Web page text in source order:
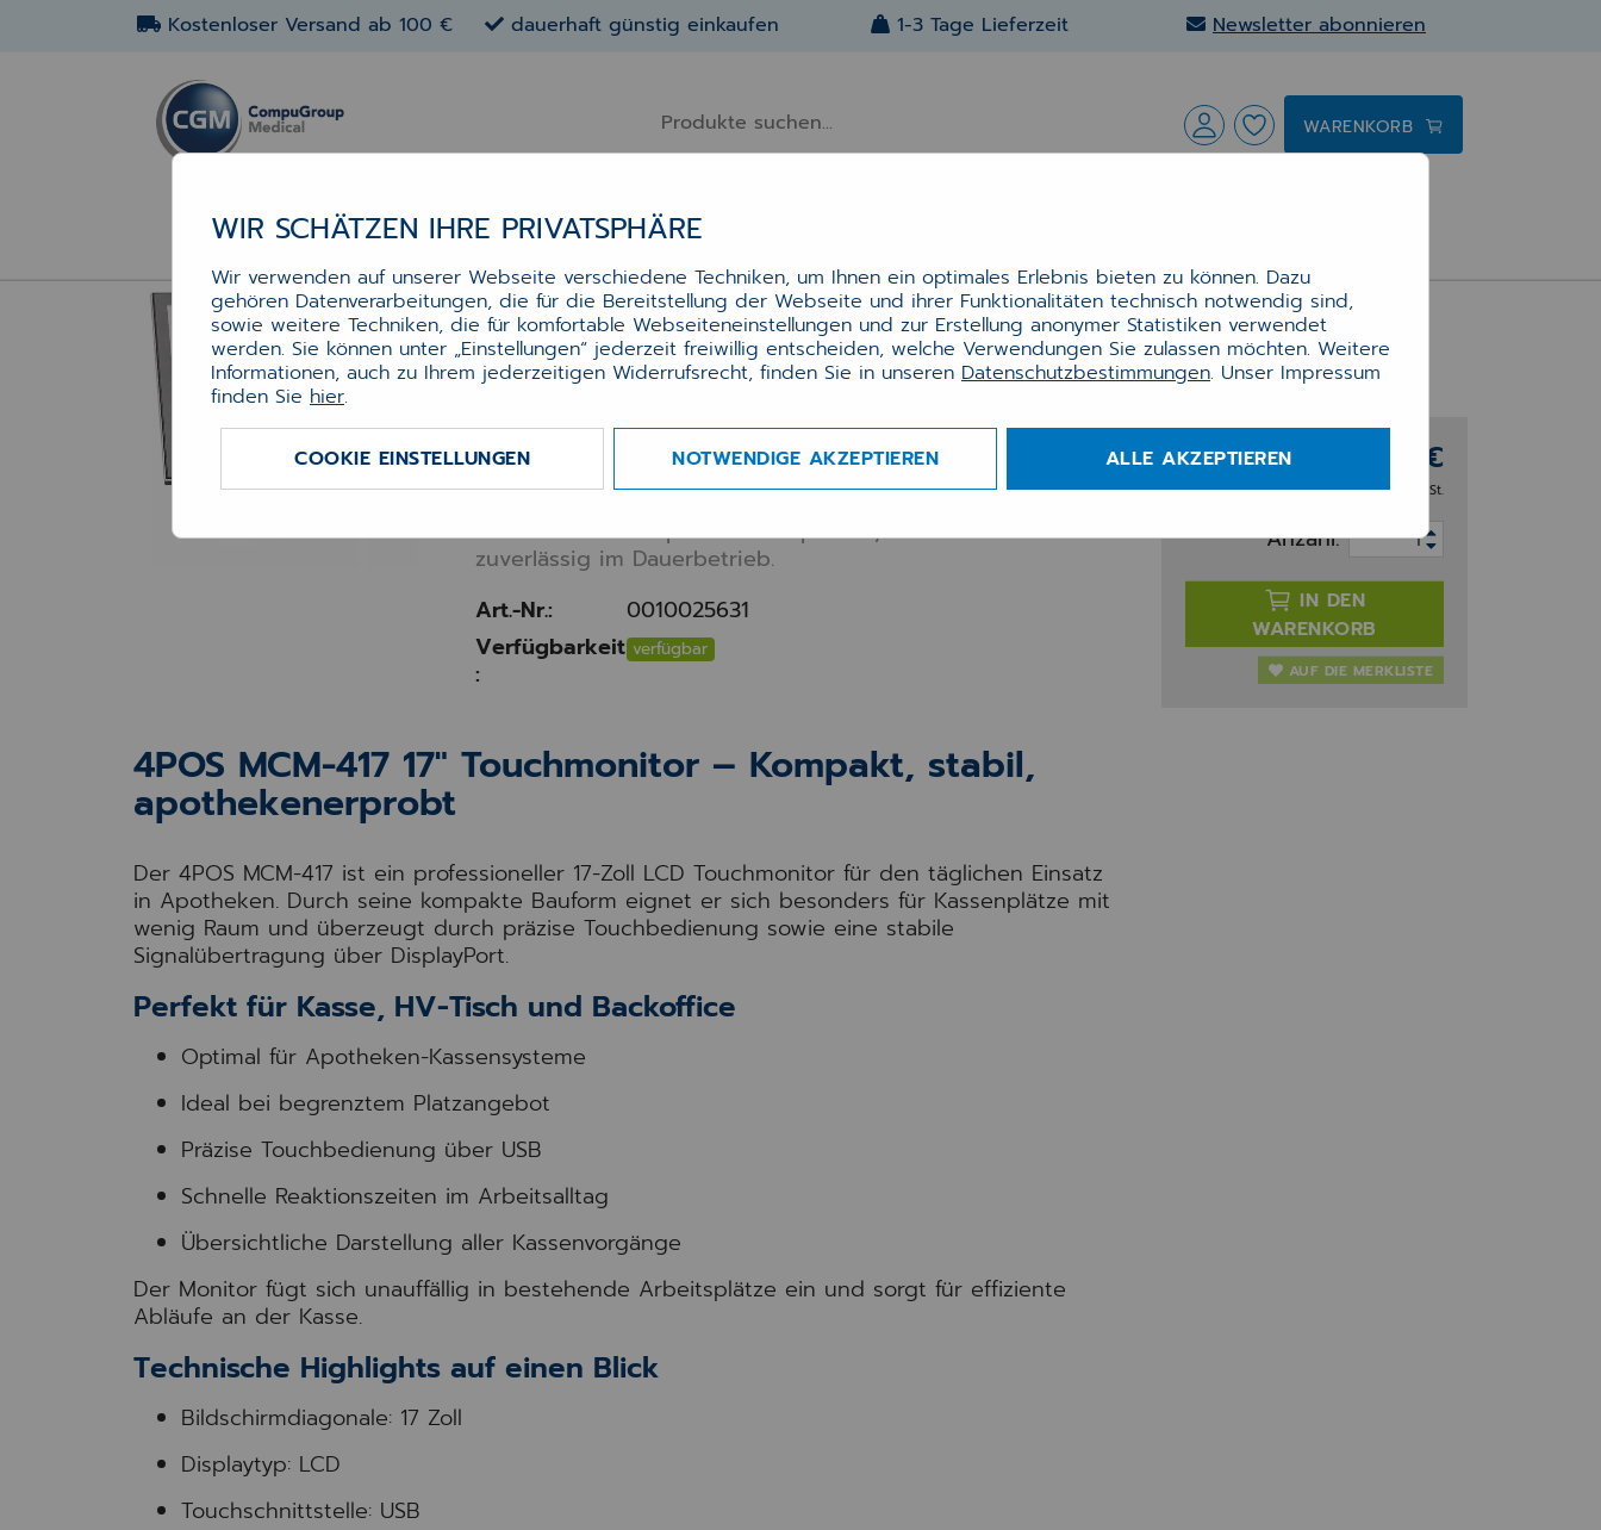
Kostenloser Versand ab 100 € dauerhaft günstig einkaufen 1-3 Tage Lieferzeit Newsletter abonnieren
WARENKORB
Alle Artikel
4POS MCM-417 Touchmonitor 17"
LCD – USB Touch & DisplayPort für
Apothekenkasse
Backoffice-Arbeitsplätze. Platzsparend, robust und
zuverlässig im Dauerbetrieb.
Art.-Nr.:
0010025631
Verfügbarkeit
:
verfügbar
4POS MCM-417 17" Touchmonitor – Kompakt, stabil,
apothekenerprobt
Der 4POS MCM-417 ist ein professioneller 17-Zoll LCD Touchmonitor für den täglichen Einsatz
in Apotheken. Durch seine kompakte Bauform eignet er sich besonders für Kassenplätze mit
wenig Raum und überzeugt durch präzise Touchbedienung sowie eine stabile
Signalübertragung über DisplayPort.
Perfekt für Kasse, HV-Tisch und Backoffice
Optimal für Apotheken-Kassensysteme
Ideal bei begrenztem Platzangebot
Präzise Touchbedienung über USB
Schnelle Reaktionszeiten im Arbeitsalltag
Übersichtliche Darstellung aller Kassenvorgänge
Der Monitor fügt sich unauffällig in bestehende Arbeitsplätze ein und sorgt für effiziente
Abläufe an der Kasse.
Technische Highlights auf einen Blick
Bildschirmdiagonale: 17 Zoll
Displaytyp: LCD
Touchschnittstelle: USB
758,00 €
zzgl. 19% MwSt.
Anzahl:
IN DEN
WARENKORB
AUF DIE MERKLISTE
WIR SCHÄTZEN IHRE PRIVATSPHÄRE
Wir verwenden auf unserer Webseite verschiedene Techniken, um Ihnen ein optimales Erlebnis bieten zu können. Dazu
gehören Datenverarbeitungen, die für die Bereitstellung der Webseite und ihrer Funktionalitäten technisch notwendig sind,
sowie weitere Techniken, die für komfortable Webseiteneinstellungen und zur Erstellung anonymer Statistiken verwendet
werden. Sie können unter „Einstellungen“ jederzeit freiwillig entscheiden, welche Verwendungen Sie zulassen möchten. Weitere
Informationen, auch zu Ihrem jederzeitigen Widerrufsrecht, finden Sie in unseren Datenschutzbestimmungen. Unser Impressum
finden Sie hier.
COOKIE EINSTELLUNGEN NOTWENDIGE AKZEPTIEREN ALLE AKZEPTIEREN